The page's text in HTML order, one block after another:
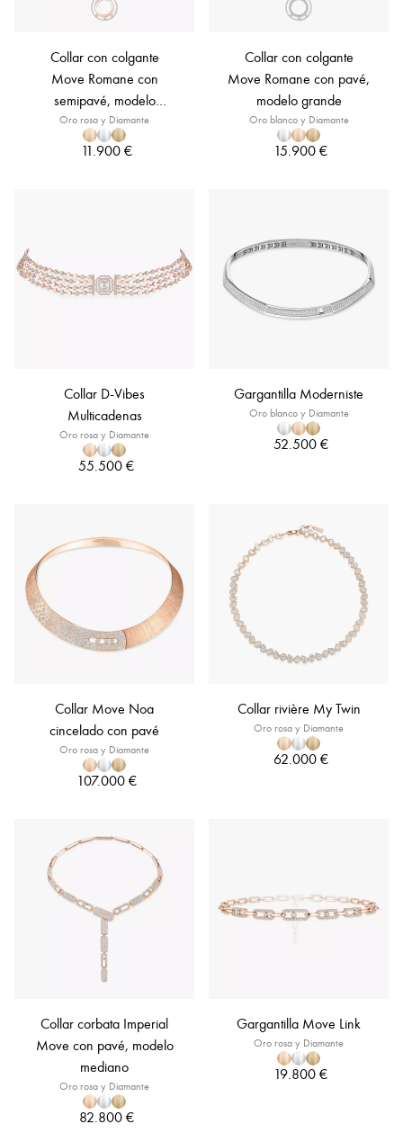
Collar con colgante
Move Romane con
semipavé, modelo
grande
Oro rosa y Diamante
11.900 €
Collar con colgante
Move Romane con pavé,
modelo grande
Oro blanco y Diamante
15.900 €
Collar D-Vibes
Multicadenas
Oro rosa y Diamante
55.500 €
Gargantilla Moderniste
Oro blanco y Diamante
52.500 €
Collar Move Noa
cincelado con pavé
Oro rosa y Diamante
107.000 €
Collar rivière My Twin
Oro rosa y Diamante
62.000 €
Collar corbata Imperial
Move con pavé, modelo
mediano
Oro rosa y Diamante
82.800 €
Gargantilla Move Link
Oro rosa y Diamante
19.800 €